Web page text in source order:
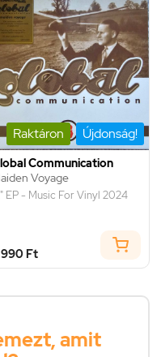
Raktáron Újdonság!
Communication
Voyage
EP - Music For Vinyl 2024
Ft
amit